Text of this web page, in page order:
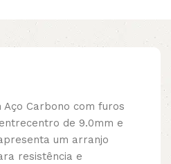
Carbono com furos
de 9.0mm e
um arranjo
resistência e